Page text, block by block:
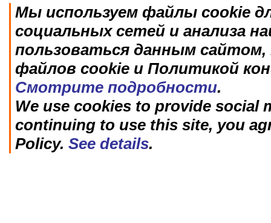
Мы используем файлы cookie
социальных сетей и анализа
пользоваться данным
файлов cookie и Политикой
Смотрите подробности.
We use cookies to provide social
continuing to use this site, you
Policy. See details.